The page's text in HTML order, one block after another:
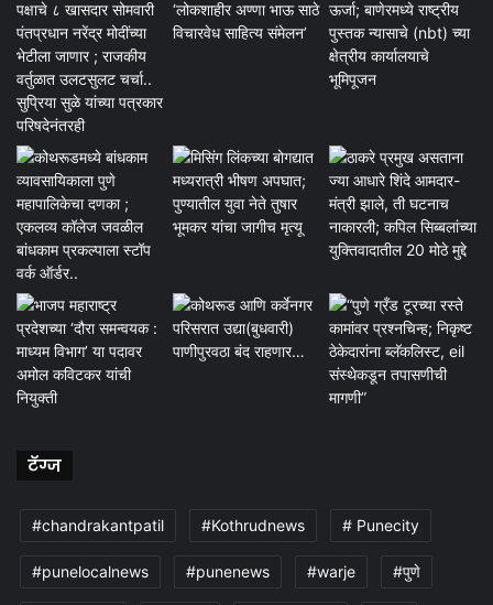
टॅग्ज
#chandrakantpatil #Kothrudnews # Punecity
#punelocalnews #punenews #warje #पुणे